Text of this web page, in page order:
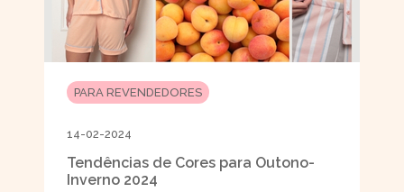
PARA REVENDEDORES
14-02-2024
Tendências de Cores para Outono-
Inverno 2024